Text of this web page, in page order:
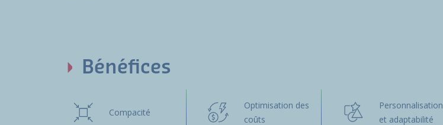
Bénéfices
Compacité
Optimisation des
coûts
Personnalisation
et adaptabilité